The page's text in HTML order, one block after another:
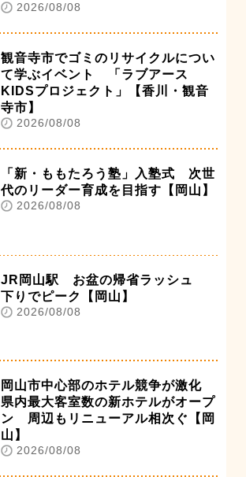
2026/08/08
観音寺市でゴミのリサイクルについ
て学ぶイベント 「ラブアース
KIDSプロジェクト」【香川・観音
寺市】
2026/08/08
「新・ももたろう塾」入塾式 次世
代のリーダー育成を目指す【岡山】
2026/08/08
JR岡山駅 お盆の帰省ラッシュ
下りでピーク【岡山】
2026/08/08
岡山市中心部のホテル競争が激化
県内最大客室数の新ホテルがオープ
ン 周辺もリニューアル相次ぐ【岡
山】
2026/08/08